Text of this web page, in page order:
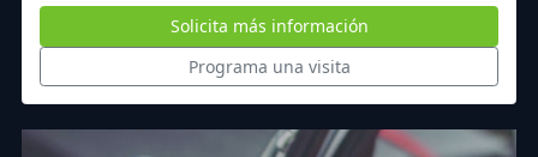
Solicita más información
Programa una visita